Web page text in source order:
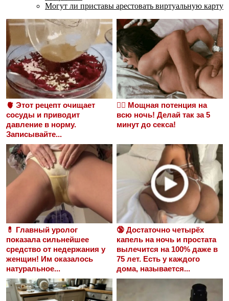
Могут ли приставы арестовать виртуальную карту
🫀 Этот рецепт очищает
сосуды и приводит
давление в норму.
Записывайте...
❤️‍🔥 Мощная потенция на
всю ночь! Делай так за 5
минут до секса!
💊 Главный уролог
показала сильнейшее
средство от недержания у
женщин! Им оказалось
натуральное...
🔞 Достаточно четырёх
капель на ночь и простата
вылечится на 100% даже в
75 лет. Есть у каждого
дома, называется...